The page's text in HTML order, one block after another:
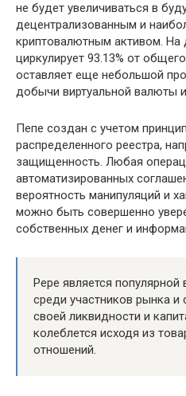
не будет увеличиваться в
децентрализованным и
криптовалютным активом.
циркулирует 93.13% от
оставляет еще небольшой
добычи виртуальной валюты
Пепе создан с учетом
распределенного реестра,
защищенность. Любая
автоматизированных
вероятность манипуляций и
можно быть совершенно
собственных денег и
Pepe является популярной
среди участников рынка и
своей ликвидности и
колеблется исходя из
отношений.